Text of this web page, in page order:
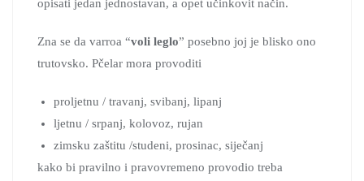
opisati jedan jednostavan, a opet učinkovit način.
Zna se da varroa “voli leglo” posebno joj je blisko ono
trutovsko. Pčelar mora provoditi
proljetnu / travanj, svibanj, lipanj
ljetnu / srpanj, kolovoz, rujan
zimsku zaštitu /studeni, prosinac, siječanj
kako bi pravilno i pravovremeno provodio treba